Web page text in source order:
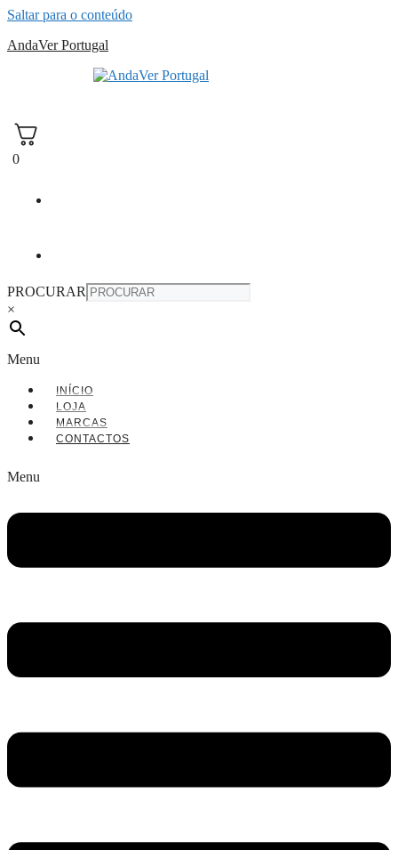
Saltar para o conteúdo
AndaVer Portugal
0
PROCURAR
×
Menu
INÍCIO
LOJA
MARCAS
CONTACTOS
Menu